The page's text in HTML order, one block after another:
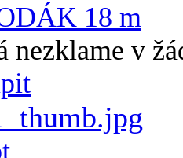
18 m
nezklame v